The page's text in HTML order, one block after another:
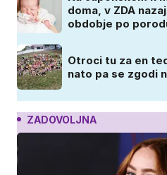
doma, v ZDA
obdobje po
Otroci tu za en
nato pa se zgodi
ZADOVOLJNA